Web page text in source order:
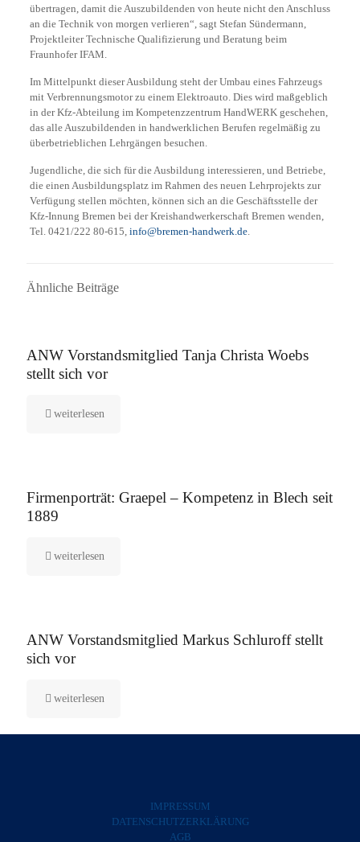
übertragen, damit die Auszubildenden von heute nicht den Anschluss
an die Technik von morgen verlieren“, sagt Stefan Sündermann,
Projektleiter Technische Qualifizierung und Beratung beim
Fraunhofer IFAM.
Im Mittelpunkt dieser Ausbildung steht der Umbau eines Fahrzeugs
mit Verbrennungsmotor zu einem Elektroauto. Dies wird maßgeblich
in der Kfz-Abteilung im Kompetenzzentrum HandWERK geschehen,
das alle Auszubildenden in handwerklichen Berufen regelmäßig zu
überbetrieblichen Lehrgängen besuchen.
Jugendliche, die sich für die Ausbildung interessieren, und Betriebe,
die einen Ausbildungsplatz im Rahmen des neuen Lehrprojekts zur
Verfügung stellen möchten, können sich an die Geschäftsstelle der
Kfz-Innung Bremen bei der Kreishandwerkerschaft Bremen wenden,
Tel. 0421/222 80-615, info@bremen-handwerk.de.
Ähnliche Beiträge
ANW Vorstandsmitglied Tanja Christa Woebs
stellt sich vor
weiterlesen
Firmenporträt: Graepel – Kompetenz in Blech seit
1889
weiterlesen
ANW Vorstandsmitglied Markus Schluroff stellt
sich vor
weiterlesen
IMPRESSUM
DATENSCHUTZERKLÄRUNG
AGB